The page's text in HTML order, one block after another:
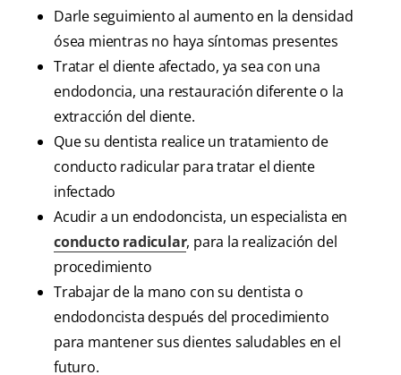
Darle seguimiento al aumento en la densidad
ósea mientras no haya síntomas presentes
Tratar el diente afectado, ya sea con una
endodoncia, una restauración diferente o la
extracción del diente.
Que su dentista realice un tratamiento de
conducto radicular para tratar el diente
infectado
Acudir a un endodoncista, un especialista en
conducto radicular, para la realización del
procedimiento
Trabajar de la mano con su dentista o
endodoncista después del procedimiento
para mantener sus dientes saludables en el
futuro.